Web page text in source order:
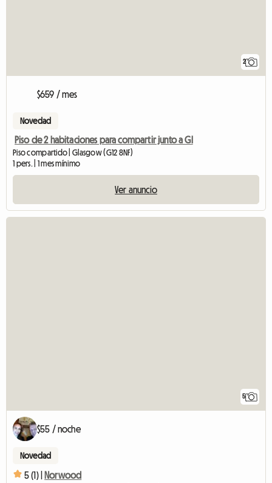
2
$659 / mes
Novedad
Piso de 2 habitaciones para compartir junto a Gl
Piso compartido | Glasgow (G12 8NF)
1 pers. | 1 mes mínimo
Ver anuncio
5
$55 / noche
Novedad
5 (1) | Norwood